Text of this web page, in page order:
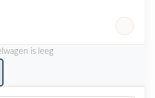
is leeg